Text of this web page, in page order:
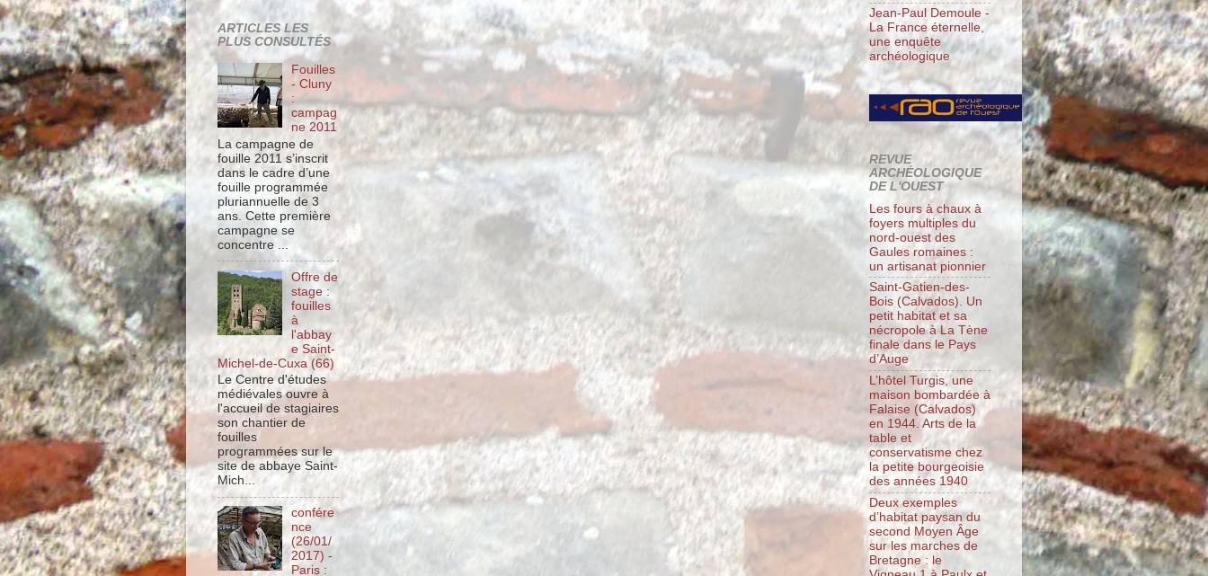
ARTICLES LES
PLUS CONSULTÉS
Fouilles
- Cluny
:
campag
ne 2011
La campagne de
fouille 2011 s’inscrit
dans le cadre d’une
fouille programmée
pluriannuelle de 3
ans. Cette première
campagne se
concentre ...
Offre de
stage :
fouilles
à
l'abbay
e Saint-
Michel-de-Cuxa (66)
Le Centre d'études
médiévales ouvre à
l'accueil de stagiaires
son chantier de
fouilles
programmées sur le
site de abbaye Saint-
Mich...
confére
nce
(26/01/
2017) -
Paris :
Jean-Paul Demoule -
La France éternelle,
une enquête
archéologique
REVUE
ARCHÉOLOGIQUE
DE L'OUEST
Les fours à chaux à
foyers multiples du
nord-ouest des
Gaules romaines :
un artisanat pionnier
Saint-Gatien-des-
Bois (Calvados). Un
petit habitat et sa
nécropole à La Tène
finale dans le Pays
d’Auge
L’hôtel Turgis, une
maison bombardée à
Falaise (Calvados)
en 1944. Arts de la
table et
conservatisme chez
la petite bourgeoisie
des années 1940
Deux exemples
d’habitat paysan du
second Moyen Âge
sur les marches de
Bretagne : le